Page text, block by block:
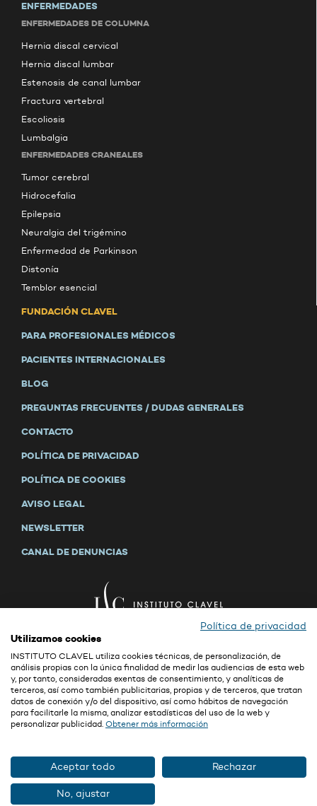
ENFERMEDADES
ENFERMEDADES DE COLUMNA
Hernia discal cervical
Hernia discal lumbar
Estenosis de canal lumbar
Fractura vertebral
Escoliosis
Lumbalgia
ENFERMEDADES CRANEALES
Tumor cerebral
Hidrocefalia
Epilepsia
Neuralgia del trigémino
Enfermedad de Parkinson
Distonía
Temblor esencial
FUNDACIÓN CLAVEL
PARA PROFESIONALES MÉDICOS
PACIENTES INTERNACIONALES
BLOG
PREGUNTAS FRECUENTES / DUDAS GENERALES
CONTACTO
POLÍTICA DE PRIVACIDAD
POLÍTICA DE COOKIES
AVISO LEGAL
NEWSLETTER
CANAL DE DENUNCIAS
La confidencialidad y la seguridad son valores primordiales de GRUPO CLAVEL
(ver empresas del grupo enAviso Legal). Puede consultar la información sobre
la protección de sus datos personales y nuestras políticas de privacidad en:
https://www.institutoclavel.com/es/politica-de-privacidad
Asimismo, ponemos a su disposición un delegado de protección de datos al que
puede contactar en:clavel@delegado-datos.com
Política de privacidad
Utilizamos cookies
INSTITUTO CLAVEL utiliza cookies técnicas, de personalización, de
análisis propias con la única finalidad de medir las audiencias de esta web
y, por tanto, consideradas exentas de consentimiento, y analíticas de
terceros, así como también publicitarias, propias y de terceros, que tratan
datos de conexión y/o del dispositivo, así como hábitos de navegación
para facilitarle la misma, analizar estadísticas del uso de la web y
personalizar publicidad. Obtener más información
Aceptar todo Rechazar
No, ajustar